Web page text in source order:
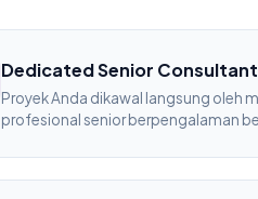
Dedicated Senior
Proyek Anda dikawal langsung oleh
profesional senior berpengalaman